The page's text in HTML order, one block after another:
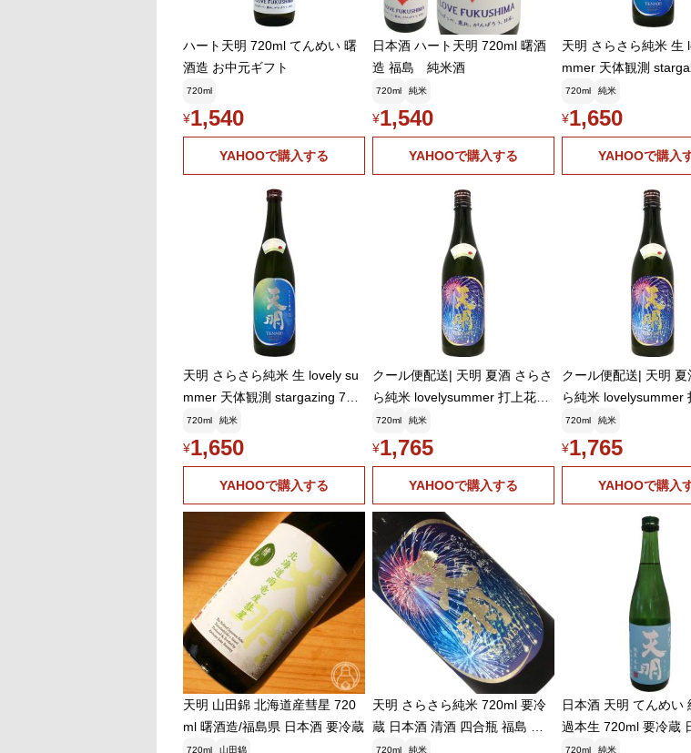
ハート天明 720ml てんめい 曙
酒造 お中元ギフト
720ml
¥1,540
YAHOOで購入する
日本酒 ハート天明 720ml 曙酒
造 福島 純米酒
720ml 純米
¥1,540
YAHOOで購入する
天明 さらさら純米 生
mmer 天体観測
ml てんめい 曙酒造
720ml 純米
¥1,650
YAHOOで購入
天明 さらさら純米 生 lovely su
mmer 天体観測 stargazing 720
ml てんめい 曙酒造
720ml 純米
¥1,650
YAHOOで購入する
クール便配送| 天明 夏酒 さらさ
ら純米 lovelysummer 打上花火
fireworks 720ml てんめい 曙酒
造
720ml 純米
¥1,765
YAHOOで購入する
クール便配送| 天明 夏
ら純米 lovelysummer
fireworks 720ml てん
造
720ml 純米
¥1,765
YAHOOで購入
天明 山田錦 北海道産彗星 720
ml 曙酒造/福島県 日本酒 要冷蔵
720ml 山田錦
天明 さらさら純米 720ml 要冷
蔵 日本酒 清酒 四合瓶 福島 曙
酒造 夏季 てんめい
720ml 純米
日本酒 天明 てんめい
過本生 720ml 要冷蔵
島県 曙酒造
720ml 純米